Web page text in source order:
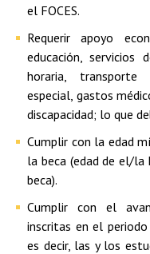
el FOCES.
Requerir apoyo
educación,
horaria, transporte
especial, gastos
discapacidad; lo que
Cumplir con la edad
la beca (edad de el/
beca).
Cumplir con el
inscritas en el
es decir, las y los